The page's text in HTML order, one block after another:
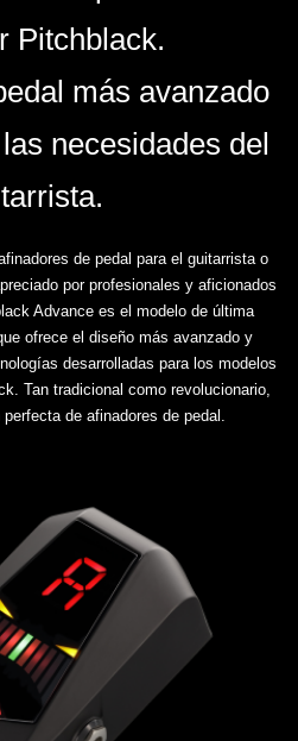
Pitchblack.
más avanzado
necesidades del
de pedal para el guitarrista o
por profesionales y aficionados
Advance es el modelo de última
ofrece el diseño más avanzado y
desarrolladas para los modelos
Tan tradicional como revolucionario,
de afinadores de pedal.